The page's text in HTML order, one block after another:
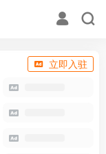
立即入驻